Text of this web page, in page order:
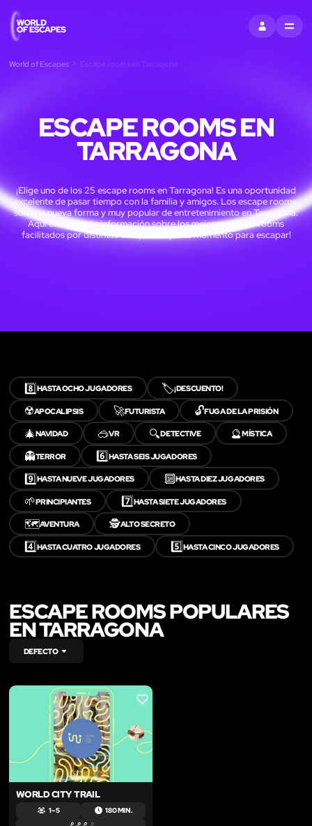
ENTRARMENU
World of Escapes Escape rooms en Tarragona
ESCAPE ROOMS EN
TARRAGONA
¡Elige uno de los 25 escape rooms en Tarragona! Es una oportunidad
excelente de pasar tiempo con la familia y amigos. Los escape rooms,
son una nueva forma y muy popular de entretenimiento en Tarragona.
Aquí encontrarás información sobre los mejores escape rooms
facilitados por distintas compañías. ¡Es tu momento para escapar!
8️⃣HASTA OCHO JUGADORES 🏷️¡DESCUENTO!
☢️APOCALIPSIS 🚀FUTURISTA 🔓FUGA DE LA PRISIÓN
🎄NAVIDAD 🥽VR 🔍DETECTIVE 🔮MÍSTICA
👻TERROR 6️⃣HASTA SEIS JUGADORES
9️⃣HASTA NUEVE JUGADORES 🔟HASTA DIEZ JUGADORES
🌱PRINCIPIANTES 7️⃣HASTA SIETE JUGADORES
🗺️AVENTURA 🕵️ALTO SECRETO
4️⃣HASTA CUATRO JUGADORES 5️⃣HASTA CINCO JUGADORES
ESCAPE ROOMS POPULARES
EN TARRAGONA
DEFECTO
LIKE
WORLD CITY TRAIL
1 – 5 180 MIN.